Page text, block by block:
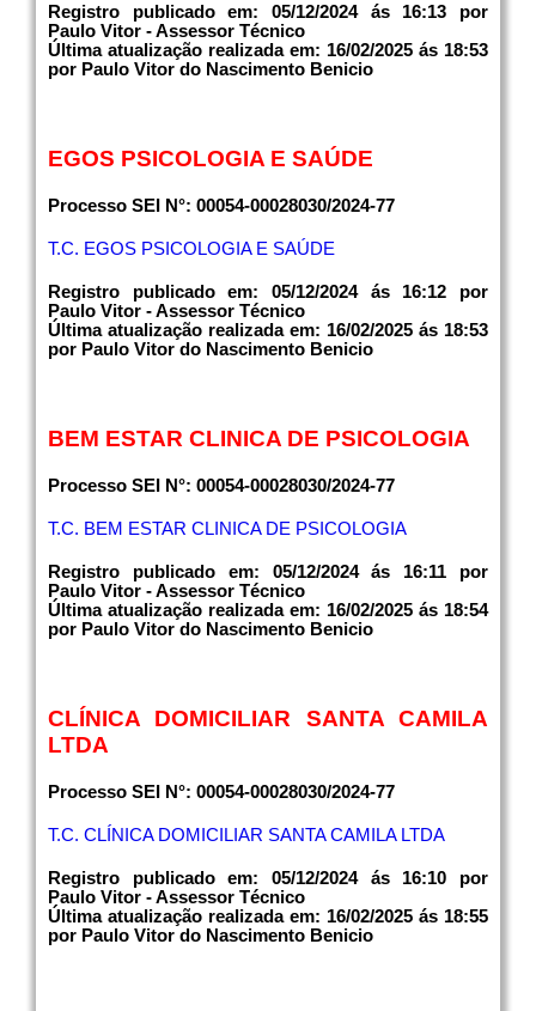
Registro publicado em: 05/12/2024 ás 16:13 por
Paulo Vitor - Assessor Técnico
Última atualização realizada em: 16/02/2025 ás 18:53
por Paulo Vitor do Nascimento Benicio
EGOS PSICOLOGIA E SAÚDE
Processo SEI N°: 00054-00028030/2024-77
T.C. EGOS PSICOLOGIA E SAÚDE
Registro publicado em: 05/12/2024 ás 16:12 por
Paulo Vitor - Assessor Técnico
Última atualização realizada em: 16/02/2025 ás 18:53
por Paulo Vitor do Nascimento Benicio
BEM ESTAR CLINICA DE PSICOLOGIA
Processo SEI N°: 00054-00028030/2024-77
T.C. BEM ESTAR CLINICA DE PSICOLOGIA
Registro publicado em: 05/12/2024 ás 16:11 por
Paulo Vitor - Assessor Técnico
Última atualização realizada em: 16/02/2025 ás 18:54
por Paulo Vitor do Nascimento Benicio
CLÍNICA DOMICILIAR SANTA CAMILA
LTDA
Processo SEI N°: 00054-00028030/2024-77
T.C. CLÍNICA DOMICILIAR SANTA CAMILA LTDA
Registro publicado em: 05/12/2024 ás 16:10 por
Paulo Vitor - Assessor Técnico
Última atualização realizada em: 16/02/2025 ás 18:55
por Paulo Vitor do Nascimento Benicio